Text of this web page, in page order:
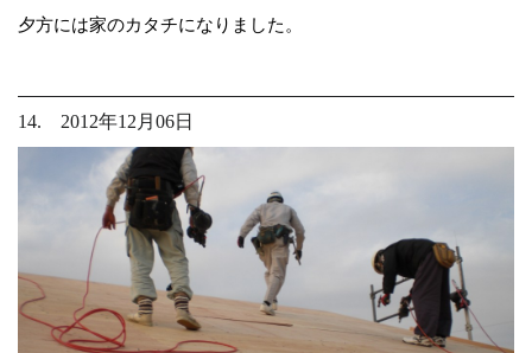
夕方には家のカタチになりました。
14. 2012年12月06日